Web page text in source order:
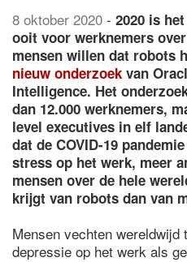
8 oktober 2020 - 2020 is
ooit voor werknemers
mensen willen dat robots
nieuw onderzoek van
Intelligence. Het
dan 12.000 werknemers,
level executives in elf
dat de COVID-19
stress op het werk, meer
mensen over de hele
krijgt van robots dan van
Mensen vechten wereldwijd
depressie op het werk als